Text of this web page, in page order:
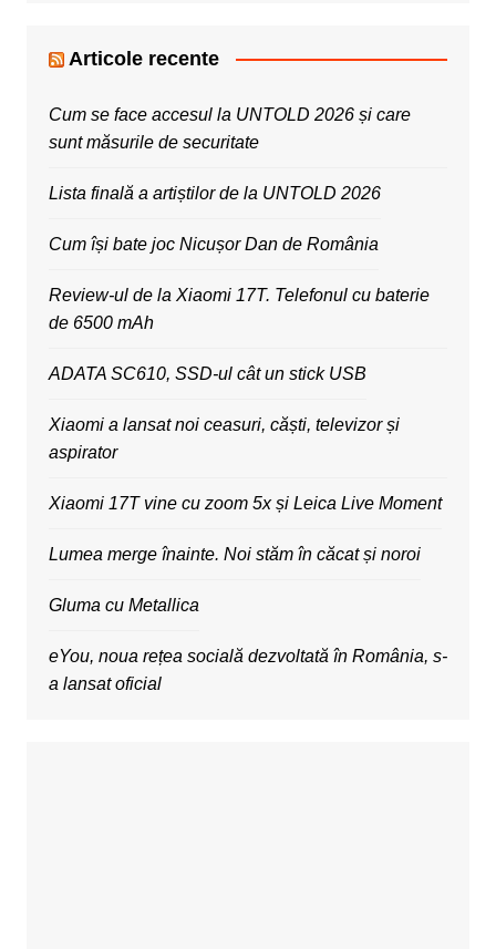
Articole recente
Cum se face accesul la UNTOLD 2026 și care
sunt măsurile de securitate
Lista finală a artiștilor de la UNTOLD 2026
Cum își bate joc Nicușor Dan de România
Review-ul de la Xiaomi 17T. Telefonul cu baterie
de 6500 mAh
ADATA SC610, SSD-ul cât un stick USB
Xiaomi a lansat noi ceasuri, căști, televizor și
aspirator
Xiaomi 17T vine cu zoom 5x și Leica Live Moment
Lumea merge înainte. Noi stăm în căcat și noroi
Gluma cu Metallica
eYou, noua rețea socială dezvoltată în România, s-
a lansat oficial